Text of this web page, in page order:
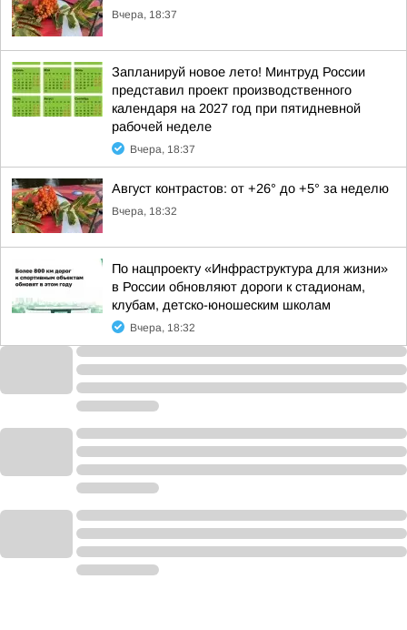
Вчера, 18:37
Запланируй новое лето! Минтруд России
представил проект производственного
календаря на 2027 год при пятидневной
рабочей неделе
Вчера, 18:37
Август контрастов: от +26° до +5° за неделю
Вчера, 18:32
По нацпроекту «Инфраструктура для жизни»
в России обновляют дороги к стадионам,
клубам, детско-юношеским школам
Вчера, 18:32